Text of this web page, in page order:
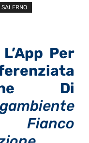
Per
Di